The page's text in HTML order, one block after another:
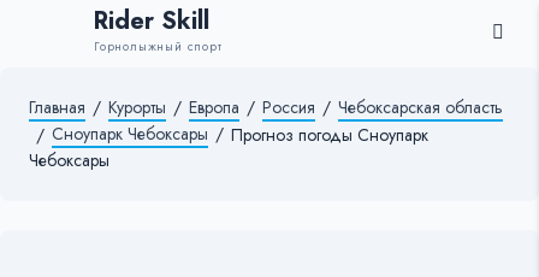
Rider Skill
Горнолыжный спорт
Главная / Курорты / Европа / Россия / Чебоксарская область
/ Сноупарк Чебоксары / Прогноз погоды Сноупарк
Чебоксары